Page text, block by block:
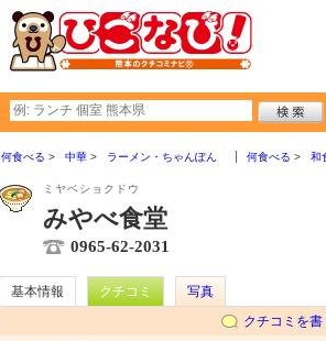
何食べる 中華 ラーメン・ちゃんぽん 何食べる 和
ミヤベショクドウ
みやべ食堂
0965-62-2031
基本情報 クチコミ
写真
クチコミを書